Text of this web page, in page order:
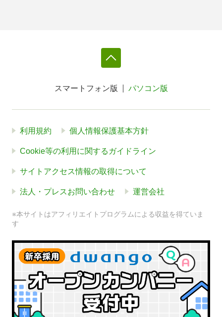
スマートフォン版 パソコン版
利用規約 個人情報保護基本方針
Cookie等の利用に関するガイドライン
サイトアクセス情報の取得について
法人・プレスお問い合わせ 運営会社
※本サイトはアフィリエイトプログラムによる収益を得ていま
す